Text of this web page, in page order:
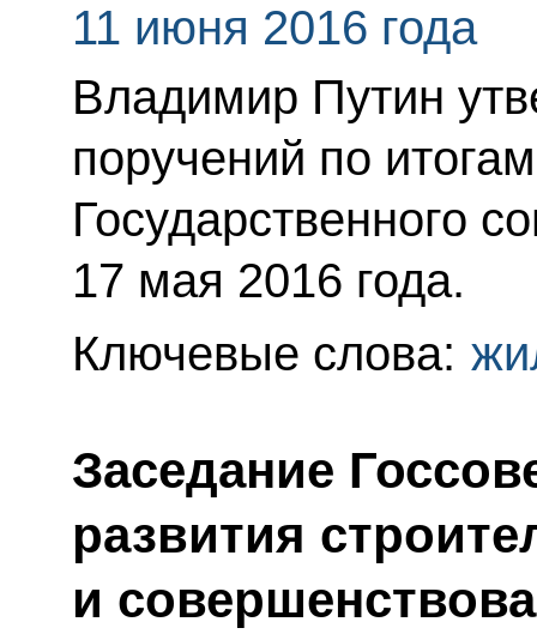
11 июня 2016 года
Владимир Путин
поручений по
Государственного
17 мая 2016 года.
Ключевые слова:
Заседание
развития
и